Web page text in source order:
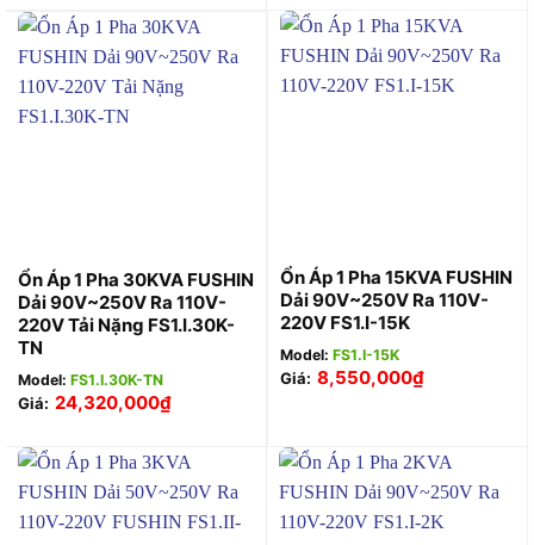
Ổn Áp 1 Pha 30KVA FUSHIN
Dải 90V~250V Ra 110V-
220V Tải Nặng FS1.I.30K-
TN
Model: FS1.I.30K-TN
Giá: 24,320,000₫
Ổn Áp 1 Pha 15KVA FUSHIN
Dải 90V~250V Ra 110V-
220V FS1.I-15K
Model: FS1.I-15K
Giá: 8,550,000₫